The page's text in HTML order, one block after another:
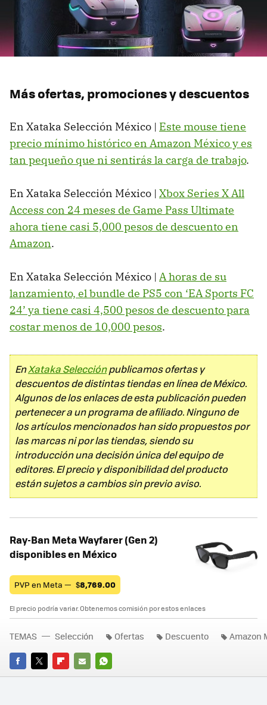
Más ofertas, promociones y descuentos
En Xataka Selección México | Este mouse tiene
precio mínimo histórico en Amazon México y es
tan pequeño que ni sentirás la carga de trabajo.
En Xataka Selección México | Xbox Series X All
Access con 24 meses de Game Pass Ultimate
ahora tiene casi 5,000 pesos de descuento en
Amazon.
En Xataka Selección México | A horas de su
lanzamiento, el bundle de PS5 con ‘EA Sports FC
24’ ya tiene casi 4,500 pesos de descuento para
costar menos de 10,000 pesos.
EnXataka Selecciónpublicamos ofertas y
descuentos de distintas tiendas en línea de México.
Algunos de los enlaces de esta publicación pueden
pertenecer a un programa de afiliado. Ninguno de
los artículos mencionados han sido propuestos por
las marcas ni por las tiendas, siendo su
introducción una decisión única del equipo de
editores. El precio y disponibilidad del producto
están sujetos a cambios sin previo aviso.
Ray-Ban Meta Wayfarer (Gen 2)
disponibles en México
PVP en Meta — $8,769.00
El precio podría variar. Obtenemos comisión por estos enlaces
FACEBOOK
TWITTERFLIPBOARD
E-
WHATSAPP
TEMAS Selección Ofertas Descuento Amazon